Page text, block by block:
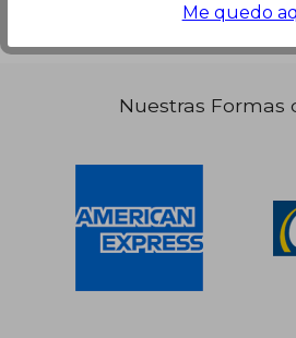
Nuestras Formas
Me quedo